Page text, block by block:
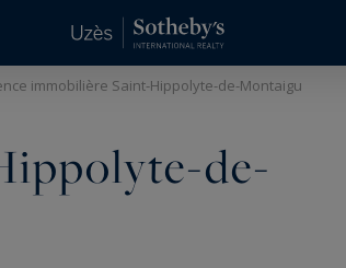
immobilière Saint-Hippolyte-de-Montaigu
de-